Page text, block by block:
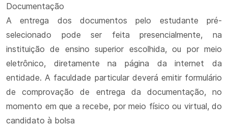
Documentação
A entrega dos documentos pelo estudante pré-
selecionado pode ser feita presencialmente, na
instituição de ensino superior escolhida, ou por meio
eletrônico, diretamente na página da internet da
entidade. A faculdade particular deverá emitir formulário
de comprovação de entrega da documentação, no
momento em que a recebe, por meio físico ou virtual, do
candidato à bolsa